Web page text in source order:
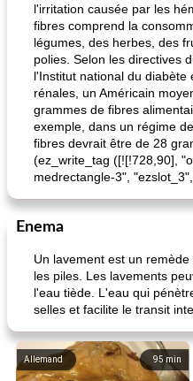
l'irritation causée par les
fibres comprend la
légumes, des herbes, des
polies. Selon les directives
l'Institut national du diabète
rénales, un Américain
grammes de fibres
exemple, dans un régime
fibres devrait être de 28
(ez_write_tag ([![!728,90],
medrectangle-3",
Enema
Un lavement est un
les piles. Les lavements
l'eau tiède. L'eau qui
selles et facilite le transit
95 min
Allemand